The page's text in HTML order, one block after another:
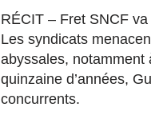
RÉCIT – Fret SNCF
Les syndicats
abyssales,
quinzaine d’années,
concurrents.